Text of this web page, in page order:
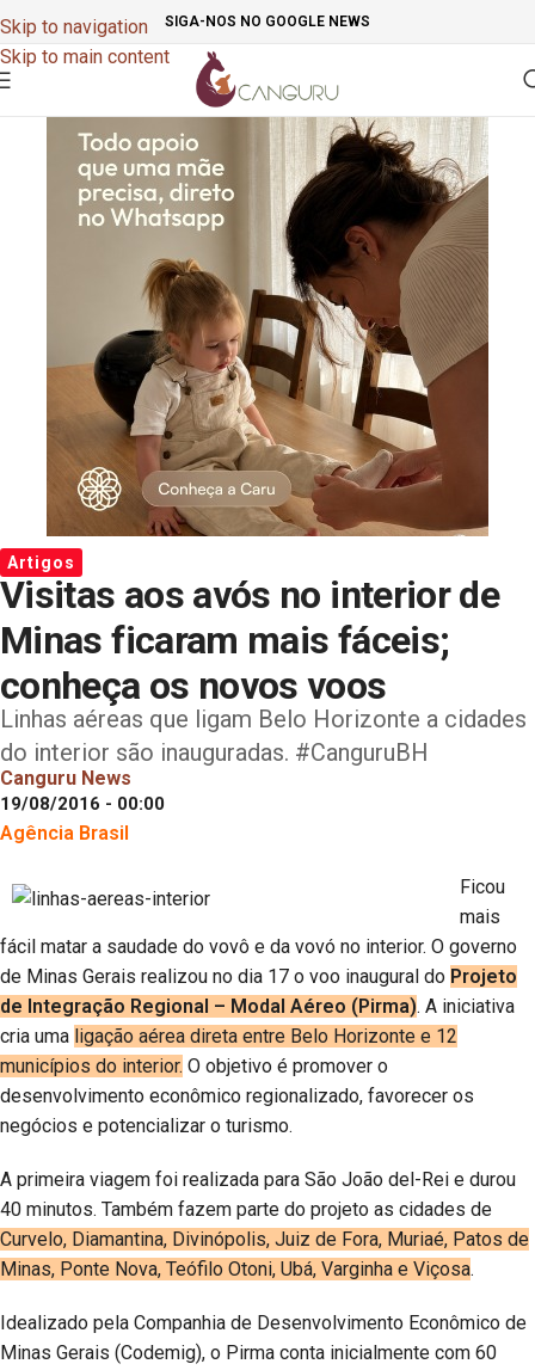
Skip to navigation
Skip to main content
SIGA-NOS NO GOOGLE NEWS
Artigos
Visitas aos avós no interior de
Minas ficaram mais fáceis;
conheça os novos voos
Linhas aéreas que ligam Belo Horizonte a cidades
do interior são inauguradas. #CanguruBH
Canguru News
19/08/2016 - 00:00
Agência Brasil
Ficou
mais
fácil matar a saudade do vovô e da vovó no interior. O governo
de Minas Gerais realizou no dia 17 o voo inaugural do Projeto
de Integração Regional – Modal Aéreo (Pirma). A iniciativa
cria uma ligação aérea direta entre Belo Horizonte e 12
municípios do interior. O objetivo é promover o
desenvolvimento econômico regionalizado, favorecer os
negócios e potencializar o turismo.
A primeira viagem foi realizada para São João del-Rei e durou
40 minutos. Também fazem parte do projeto as cidades de
Curvelo, Diamantina, Divinópolis, Juiz de Fora, Muriaé, Patos de
Minas, Ponte Nova, Teófilo Otoni, Ubá, Varginha e Viçosa.
Idealizado pela Companhia de Desenvolvimento Econômico de
Minas Gerais (Codemig), o Pirma conta inicialmente com 60